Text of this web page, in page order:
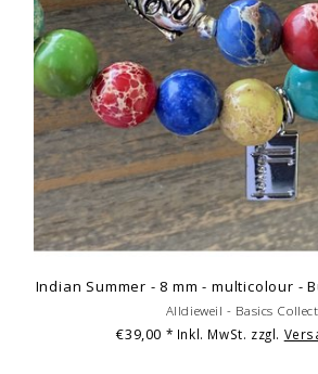
Indian Summer - 8 mm - multicolour -
Alldieweil - Basics
€39,00 * Inkl. MwSt. zzgl.